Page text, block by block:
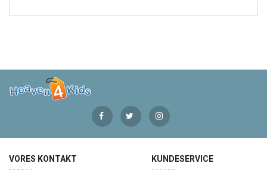
VORES KONTAKT KUNDESERVICE